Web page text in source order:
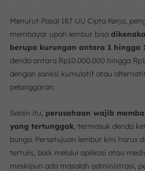
Menurut Pasal 187 UU Cipta Kerja,
membayar upah lembur bisa
berupa kurungan antara 1 hingga
denda antara Rp10.000.000 hingga
dengan sanksi kumulatif atau
pelanggaran.
Selain itu, perusahaan wajib
yang tertunggak , termasuk denda
bunga. Persetujuan lembur kini harus
tertulis, baik melalui aplikasi atau
meskipun ada masalah administrasi,